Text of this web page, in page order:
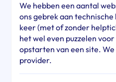
We hebben een aantal
ons gebrek aan
keer (met of zonder
het wel even puzzelen
opstarten van een site.
provider.